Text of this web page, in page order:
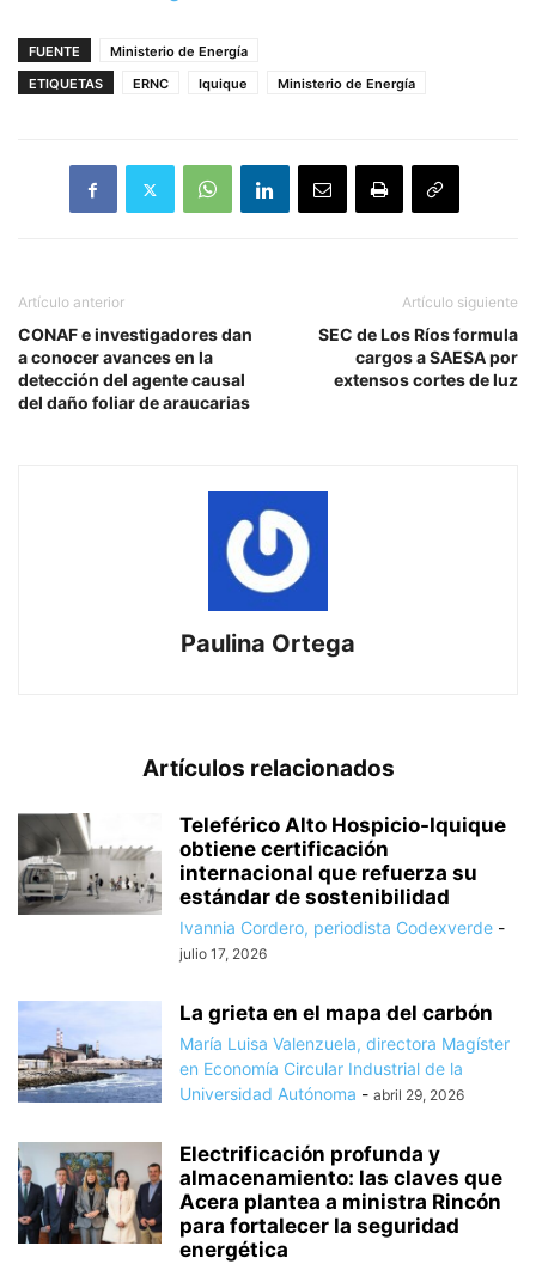
FUENTE
Ministerio de Energía
ETIQUETAS
ERNC Iquique Ministerio de Energía
Artículo anterior
CONAF e investigadores dan
a conocer avances en la
detección del agente causal
del daño foliar de araucarias
Artículo siguiente
SEC de Los Ríos formula
cargos a SAESA por
extensos cortes de luz
Paulina Ortega
Artículos relacionados
Teleférico Alto Hospicio-Iquique
obtiene certificación
internacional que refuerza su
estándar de sostenibilidad
Ivannia Cordero, periodista Codexverde -
julio 17, 2026
La grieta en el mapa del carbón
María Luisa Valenzuela, directora Magíster
en Economía Circular Industrial de la
Universidad Autónoma - abril 29, 2026
Electrificación profunda y
almacenamiento: las claves que
Acera plantea a ministra Rincón
para fortalecer la seguridad
energética